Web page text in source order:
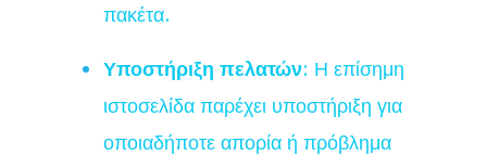
πακέτα.
Υποστήριξη πελατών: Η επίσημη
ιστοσελίδα παρέχει υποστήριξη για
οποιαδήποτε απορία ή πρόβλημα